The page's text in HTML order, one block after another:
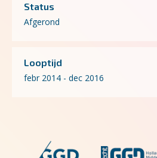
Status
Afgerond
Looptijd
febr 2014 - dec 2016